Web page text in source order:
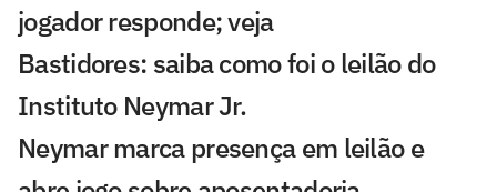
jogador responde; veja
Bastidores: saiba como foi o leilão do
Instituto Neymar Jr.
Neymar marca presença em leilão e